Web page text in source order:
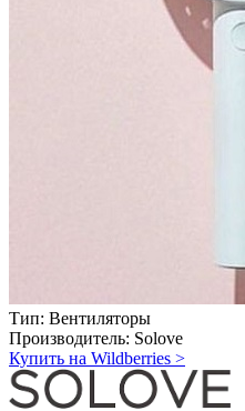
Тип: Вентиляторы
Производитель: Solove
Купить на Wildberries >